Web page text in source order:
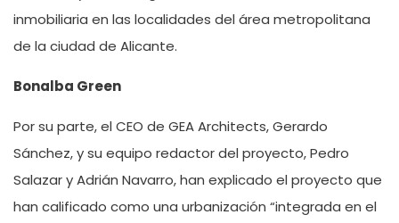
inmobiliaria en las localidades del área metropolitana
de la ciudad de Alicante.
Bonalba Green
Por su parte, el CEO de GEA Architects, Gerardo
Sánchez, y su equipo redactor del proyecto, Pedro
Salazar y Adrián Navarro, han explicado el proyecto que
han calificado como una urbanización “integrada en el